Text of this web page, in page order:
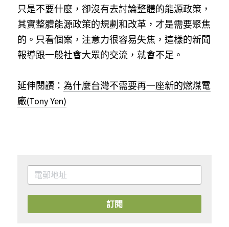
只是不要什麼，卻沒有去討論整體的能源政策，
其實整體能源政策的規劃和改革，才是需要聚焦
的。只看個案，注意力很容易失焦，這樣的新聞
報導跟一般社會大眾的交流，就會不足。
延伸閱讀： 為什麼台灣不需要再一座新的燃煤電
廠(Tony Yen)
訂閱